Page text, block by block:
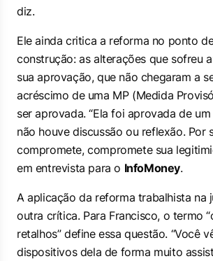
diz.
Ele ainda critica a reforma no ponto
construção: as alterações que sofreu
sua aprovação, que não chegaram a
acréscimo de uma MP (Medida
ser aprovada. “Ela foi aprovada de
não houve discussão ou reflexão. Por
compromete, compromete sua
em entrevista para o InfoMoney.
A aplicação da reforma trabalhista na
outra crítica. Para Francisco, o termo
retalhos” define essa questão. “Você
dispositivos dela de forma muito